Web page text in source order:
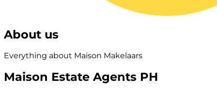
About us
Everything about Maison Makelaars
Maison Estate Agents PH